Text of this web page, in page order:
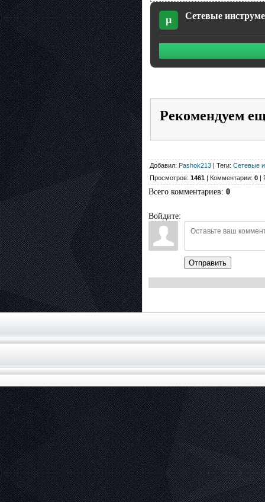
µ Cетевые
Рекомендуем
Добавил: Pashok213 | Теги: Cетевые
Просмотров: 1461 | Комментарии: 0 |
Всего комментариев: 0
Войдите:
Отправить